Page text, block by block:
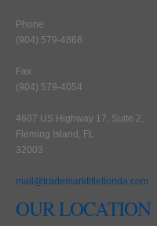
Phone
(904) 579-4868
Fax
(904) 579-4054
4607 US Highway 17, Suite 2,
Fleming Island, FL
32003
mail@trademarktitleflorida.com
OUR LOCATION